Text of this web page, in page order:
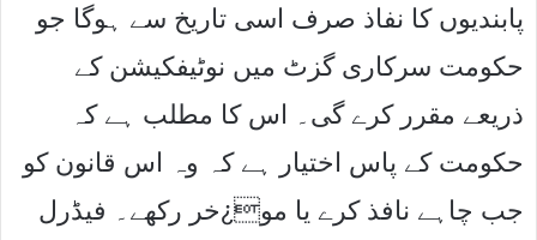
پابندیوں کا نفاذ صرف اسی تاریخ سے ہوگا جو
حکومت سرکاری گزٹ میں نوٹیفکیشن کے
ذریعے مقرر کرے گی۔ اس کا مطلب ہے کہ
حکومت کے پاس اختیار ہے کہ وہ اس قانون کو
جب چاہے نافذ کرے یا مو¿خر رکھے۔ فیڈرل